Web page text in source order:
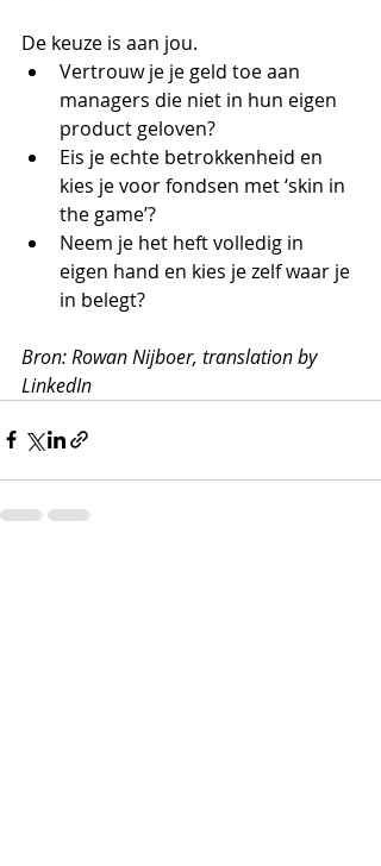
De keuze is aan jou.
Vertrouw je je geld toe aan
managers die niet in hun eigen
product geloven?
Eis je echte betrokkenheid en
kies je voor fondsen met ‘skin in
the game’?
Neem je het heft volledig in
eigen hand en kies je zelf waar je
in belegt?
Bron: Rowan Nijboer, translation by
LinkedIn